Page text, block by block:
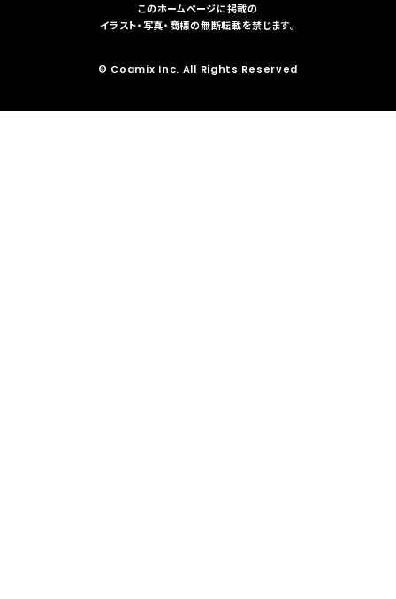
このホームページに掲載の
イラスト・写真・商標の無断転載を禁じます。
© Coamix Inc. All Rights Reserved